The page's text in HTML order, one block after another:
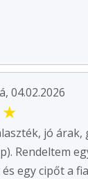
04.02.2026
★
jó árak,
Rendeltem
egy cipőt a